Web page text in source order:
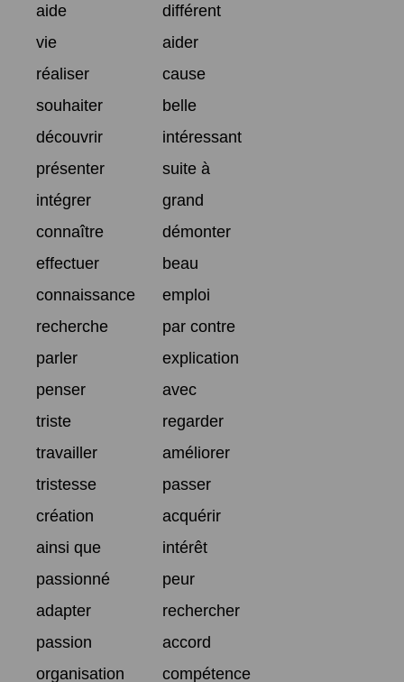
aide
différent
vie
aider
réaliser
cause
souhaiter
belle
découvrir
intéressant
présenter
suite à
intégrer
grand
connaître
démonter
effectuer
beau
connaissance
emploi
recherche
par contre
parler
explication
penser
avec
triste
regarder
travailler
améliorer
tristesse
passer
création
acquérir
ainsi que
intérêt
passionné
peur
adapter
rechercher
passion
accord
organisation
compétence